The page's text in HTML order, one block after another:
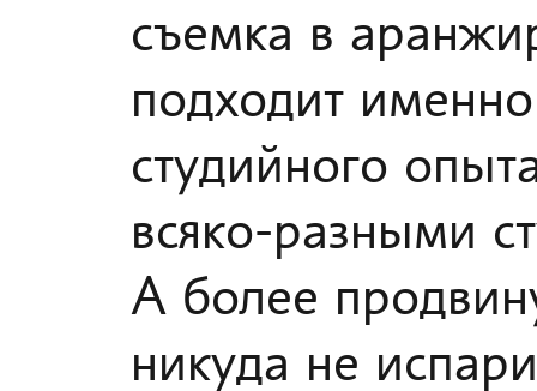
съемка в
подходит
студийного
всяко-разными
А более
никуда не